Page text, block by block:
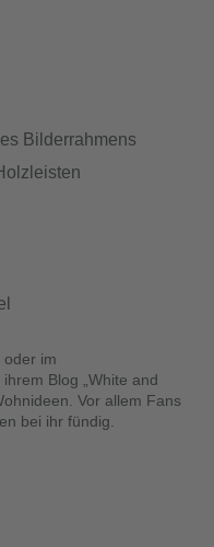
Bilderrahmens
oder im
Blog „White and
Vor allem Fans
bei ihr fündig.